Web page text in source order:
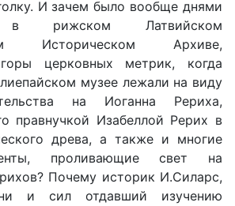
И зачем было вообще днями
в рижском Латвийском
Историческом Архиве,
горы церковных метрик, когда
музее лежали на виду
на Иоганна Рериха,
правнучкой Изабеллой Рерих в
древа, а также и многие
проливающие свет на
Почему историк И.Силарс,
и сил отдавший изучению